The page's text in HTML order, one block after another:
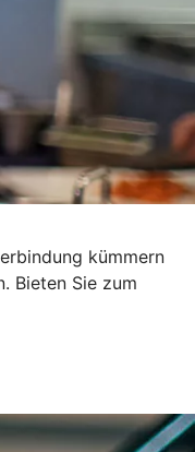
kümmern
Bieten Sie zum